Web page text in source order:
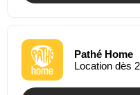
Pathé Home
Location dès